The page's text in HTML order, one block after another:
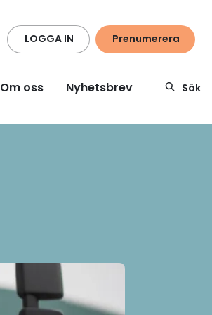
LOGGA IN Prenumerera
Om oss Nyhetsbrev Sök